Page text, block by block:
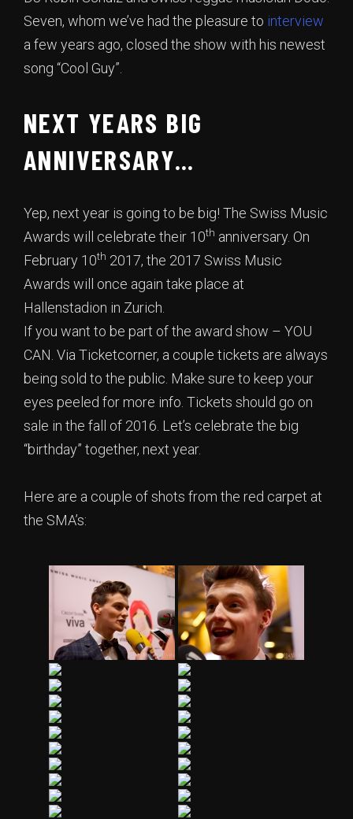
Seven, whom we’ve had the pleasure to interview
a few years ago, closed the show with his newest
song “Cool Guy”.
NEXT YEARS BIG
ANNIVERSARY…
Yep, next year is going to be big! The Swiss Music
Awards will celebrate their 10th anniversary. On
February 10th 2017, the 2017 Swiss Music
Awards will once again take place at
Hallenstadion in Zurich.
If you want to be part of the award show – YOU
CAN. Via Ticketcorner, a couple tickets are always
being sold to the public. Make sure to keep your
eyes peeled for more info. Tickets should go on
sale in the fall of 2016. Let’s celebrate the big
“birthday” together, next year.
Here are a couple of shots from the red carpet at
the SMA’s: